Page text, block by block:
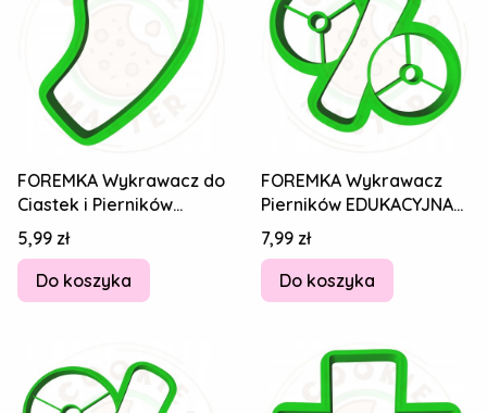
FOREMKA Wykrawacz do
Ciastek i Pierników
EDUKACYJNA - Znak
przecinek , 6cm
Cena
5,99 zł
Do koszyka
FOREMKA Wykrawacz
Pierników EDUKACYJNA
Literka Litera Znak
Procent % 4 cm
Cena
7,99 zł
Do koszyka